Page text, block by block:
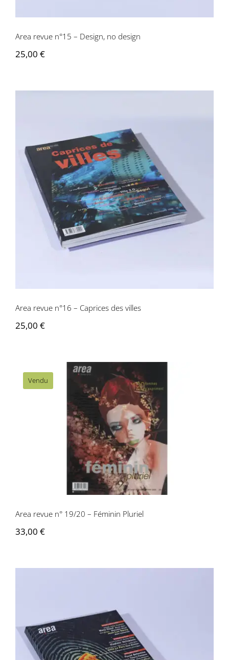
Area revue n°15 – Design, no design
25,00 €
Area revue n°16 – Caprices des villes
Area revue n°16 – Caprices des villes
25,00 €
Vendu
Area revue n° 19/20 – Féminin Pluriel
Area revue n° 19/20 – Féminin Pluriel
33,00 €